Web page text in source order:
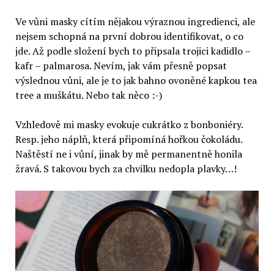
Ve vůni masky cítím nějakou výraznou ingredienci, ale
nejsem schopná na první dobrou identifikovat, o co
jde. Až podle složení bych to připsala trojici kadidlo –
kafr – palmarosa. Nevím, jak vám přesně popsat
výslednou vůni, ale je to jak bahno ovoněné kapkou tea
tree a muškátu. Nebo tak něco :-)
Vzhledově mi masky evokuje cukrátko z bonboniéry.
Resp. jeho náplň, která připomíná hořkou čokoládu.
Naštěstí ne i vůní, jinak by mě permanentně honila
žravá. S takovou bych za chvilku nedopla plavky…!